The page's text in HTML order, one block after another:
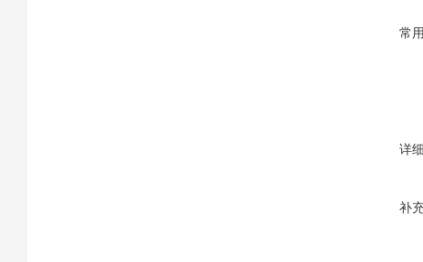
常
详
补